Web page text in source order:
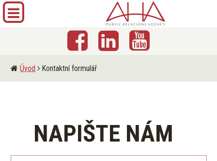
Úvod Kontaktní formulář
NAPIŠTE NÁM